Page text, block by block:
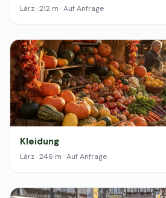
Lärz · 212 m · Auf Anfrage
Kleidung
Lärz · 246 m · Auf Anfrage